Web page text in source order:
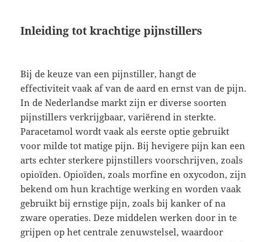
Inleiding tot krachtige pijnstillers
Bij de keuze van een pijnstiller, hangt de
effectiviteit vaak af van de aard en ernst van de pijn.
In de Nederlandse markt zijn er diverse soorten
pijnstillers verkrijgbaar, variërend in sterkte.
Paracetamol wordt vaak als eerste optie gebruikt
voor milde tot matige pijn. Bij hevigere pijn kan een
arts echter sterkere pijnstillers voorschrijven, zoals
opioïden. Opioïden, zoals morfine en oxycodon, zijn
bekend om hun krachtige werking en worden vaak
gebruikt bij ernstige pijn, zoals bij kanker of na
zware operaties. Deze middelen werken door in te
grijpen op het centrale zenuwstelsel, waardoor